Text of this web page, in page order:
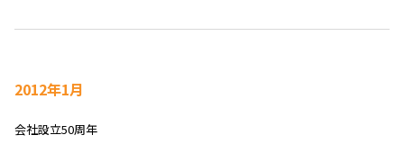
2012年1月
会社設立50周年